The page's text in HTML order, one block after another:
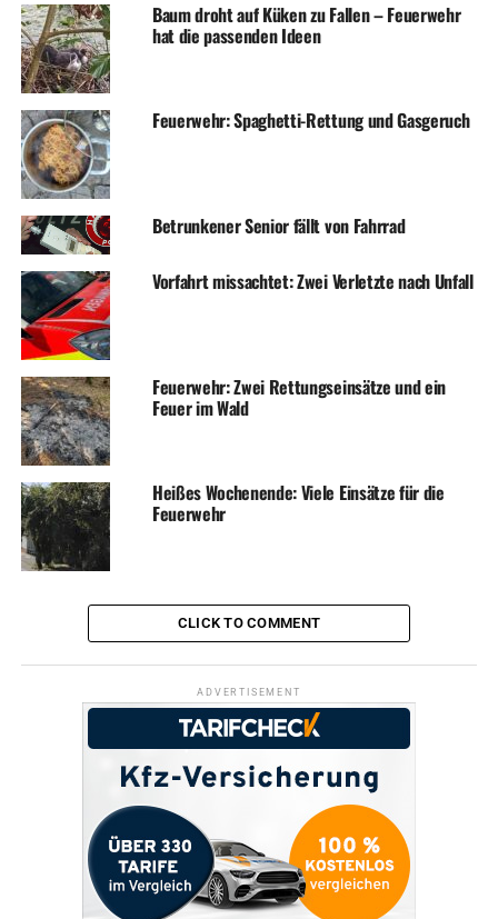
DON'T MISS
Feuerwehr: Dritter Türöffnungseinsatz des Tages
Baum droht auf Küken zu Fallen – Feuerwehr
hat die passenden Ideen
Feuerwehr: Spaghetti-Rettung und Gasgeruch
Betrunkener Senior fällt von Fahrrad
Vorfahrt missachtet: Zwei Verletzte nach Unfall
Feuerwehr: Zwei Rettungseinsätze und ein
Feuer im Wald
Heißes Wochenende: Viele Einsätze für die
Feuerwehr
CLICK TO COMMENT
ADVERTISEMENT